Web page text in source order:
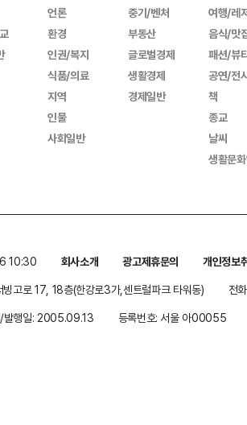
언론
환경
인권/복지
식품/의료
지역
인물
사회일반
중기/벤처
부동산
글로벌경제
생활경제
경제일반
여행/레
음식/맛
패션/뷰
공연/전
책
종교
날씨
생활문
10:30 회사소개 광고제휴문의
개인정보
빙고로 17, 18층(한강로3가,센트럴파크 타워동)
전
/발행일: 2005.09.13 등록번호: 서울 아00055